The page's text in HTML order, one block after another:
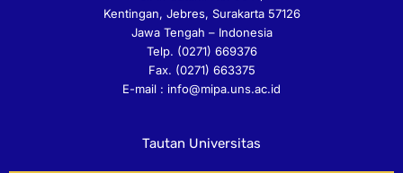
t
a
g
r
a
t
u
b
e
e
b
o
o
k
e
l
o
p
e
Kentingan, Jebres, Surakarta 57126
Jawa Tengah – Indonesia
Telp. (0271) 669376
Fax. (0271) 663375
E-mail : info@mipa.uns.ac.id
Tautan Universitas